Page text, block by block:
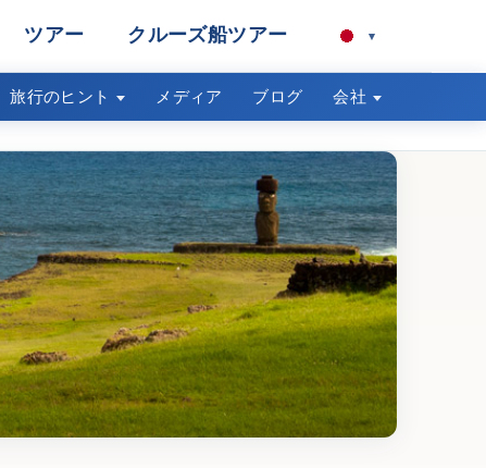
ツアー クルーズ船ツアー ▾
旅行のヒント メディア ブログ 会社